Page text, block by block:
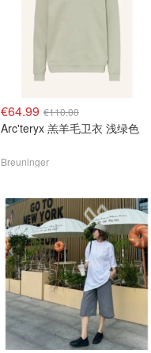
€64.99 €110.00
Arc'teryx 羔羊毛卫衣 浅绿色
Breuninger